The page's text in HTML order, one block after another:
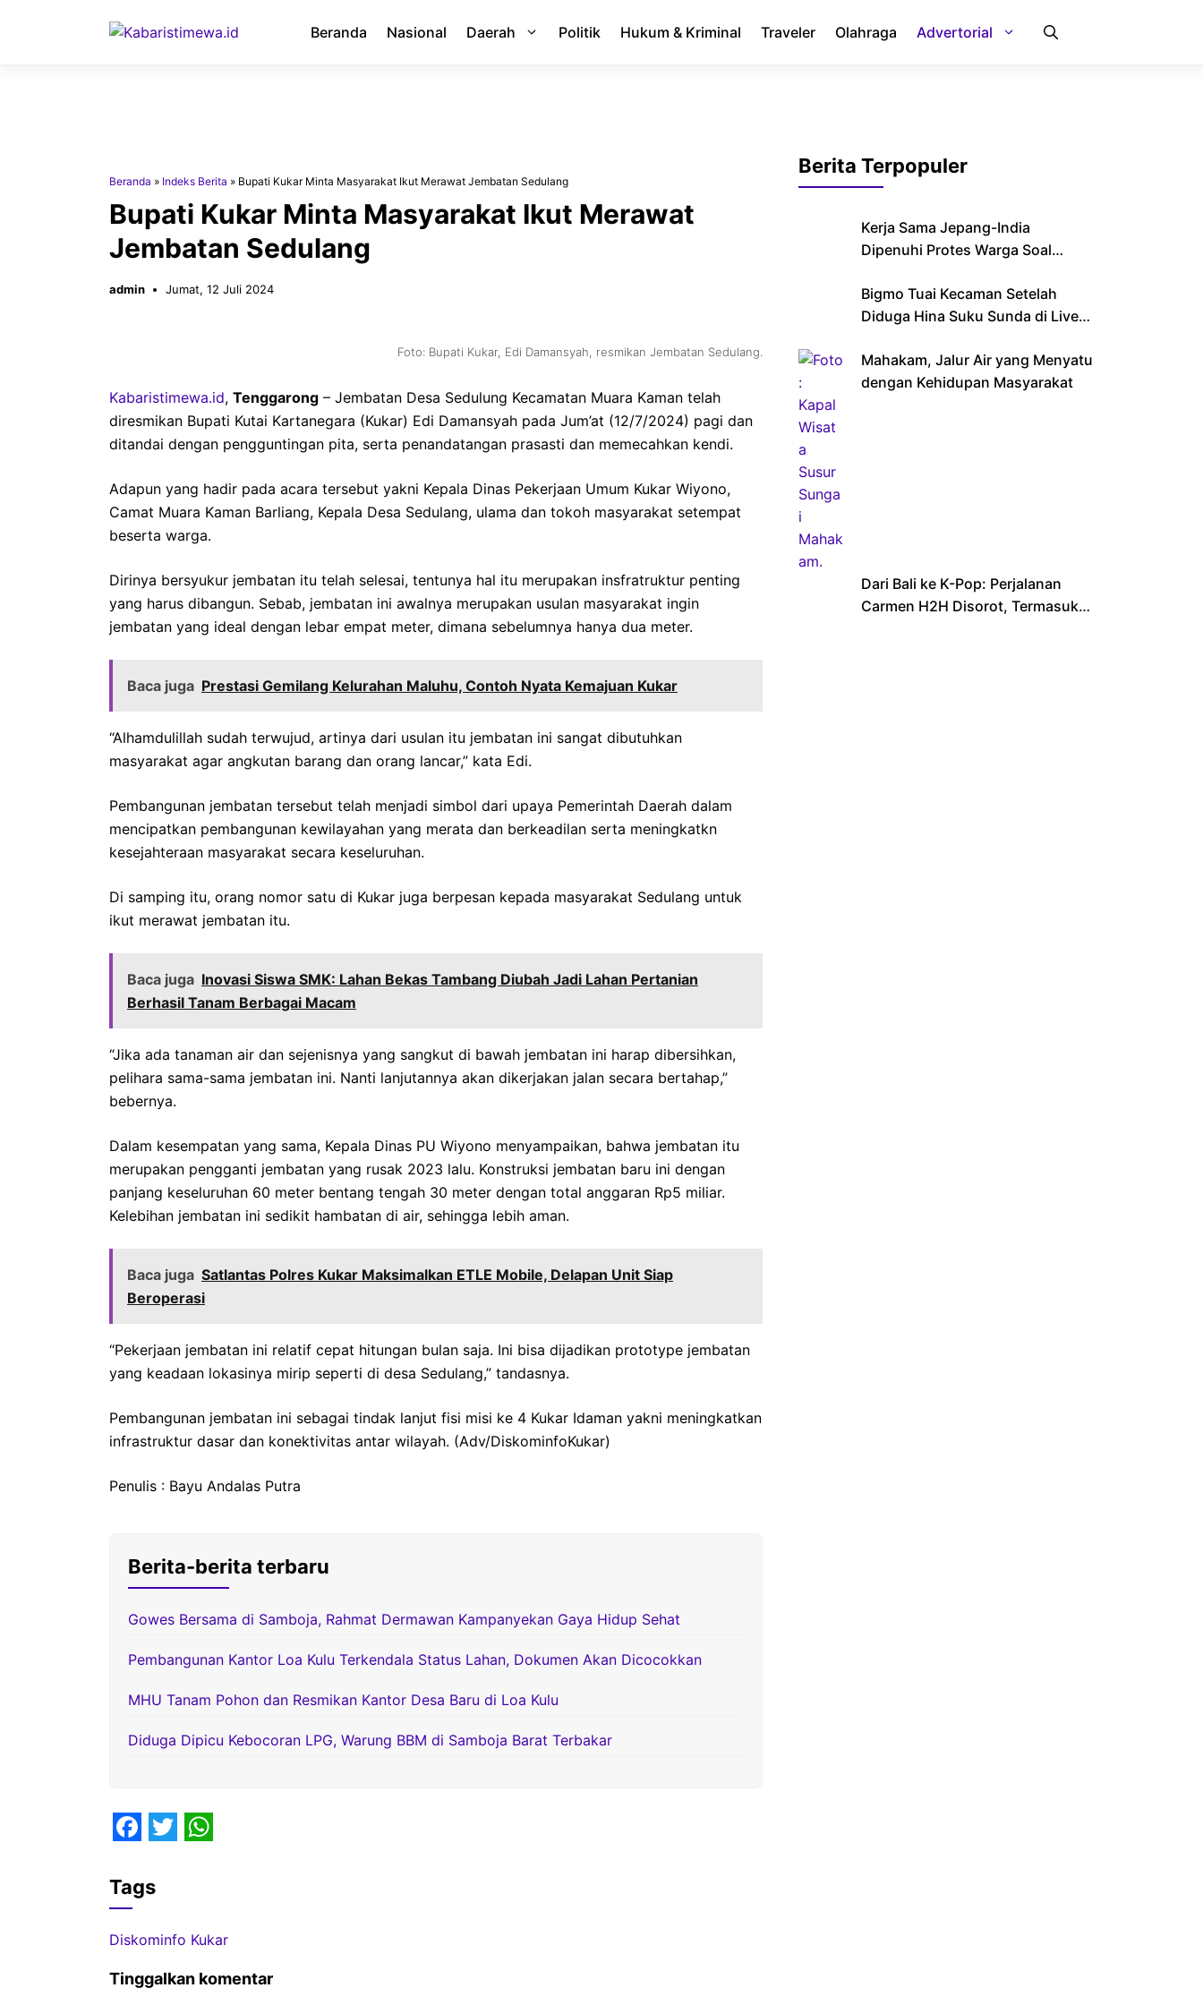
Beranda Nasional Daerah Politik Hukum & Kriminal Traveler Olahraga Advertorial
Beranda » Indeks Berita » Bupati Kukar Minta Masyarakat Ikut Merawat Jembatan Sedulang
Bupati Kukar Minta Masyarakat Ikut Merawat
Jembatan Sedulang
admin Jumat, 12 Juli 2024
Foto: Bupati Kukar, Edi Damansyah, resmikan Jembatan Sedulang.
Kabaristimewa.id, Tenggarong – Jembatan Desa Sedulung Kecamatan Muara Kaman telah
diresmikan Bupati Kutai Kartanegara (Kukar) Edi Damansyah pada Jum’at (12/7/2024) pagi dan
ditandai dengan pengguntingan pita, serta penandatangan prasasti dan memecahkan kendi.
Adapun yang hadir pada acara tersebut yakni Kepala Dinas Pekerjaan Umum Kukar Wiyono,
Camat Muara Kaman Barliang, Kepala Desa Sedulang, ulama dan tokoh masyarakat setempat
beserta warga.
Dirinya bersyukur jembatan itu telah selesai, tentunya hal itu merupakan insfratruktur penting
yang harus dibangun. Sebab, jembatan ini awalnya merupakan usulan masyarakat ingin
jembatan yang ideal dengan lebar empat meter, dimana sebelumnya hanya dua meter.
Baca juga Prestasi Gemilang Kelurahan Maluhu, Contoh Nyata Kemajuan Kukar
“Alhamdulillah sudah terwujud, artinya dari usulan itu jembatan ini sangat dibutuhkan
masyarakat agar angkutan barang dan orang lancar,” kata Edi.
Pembangunan jembatan tersebut telah menjadi simbol dari upaya Pemerintah Daerah dalam
mencipatkan pembangunan kewilayahan yang merata dan berkeadilan serta meningkatkn
kesejahteraan masyarakat secara keseluruhan.
Di samping itu, orang nomor satu di Kukar juga berpesan kepada masyarakat Sedulang untuk
ikut merawat jembatan itu.
Baca juga Inovasi Siswa SMK: Lahan Bekas Tambang Diubah Jadi Lahan Pertanian
Berhasil Tanam Berbagai Macam
“Jika ada tanaman air dan sejenisnya yang sangkut di bawah jembatan ini harap dibersihkan,
pelihara sama-sama jembatan ini. Nanti lanjutannya akan dikerjakan jalan secara bertahap,”
bebernya.
Dalam kesempatan yang sama, Kepala Dinas PU Wiyono menyampaikan, bahwa jembatan itu
merupakan pengganti jembatan yang rusak 2023 lalu. Konstruksi jembatan baru ini dengan
panjang keseluruhan 60 meter bentang tengah 30 meter dengan total anggaran Rp5 miliar.
Kelebihan jembatan ini sedikit hambatan di air, sehingga lebih aman.
Baca juga Satlantas Polres Kukar Maksimalkan ETLE Mobile, Delapan Unit Siap
Beroperasi
“Pekerjaan jembatan ini relatif cepat hitungan bulan saja. Ini bisa dijadikan prototype jembatan
yang keadaan lokasinya mirip seperti di desa Sedulang,” tandasnya.
Pembangunan jembatan ini sebagai tindak lanjut fisi misi ke 4 Kukar Idaman yakni meningkatkan
infrastruktur dasar dan konektivitas antar wilayah. (Adv/DiskominfoKukar)
Penulis : Bayu Andalas Putra
Berita-berita terbaru
Gowes Bersama di Samboja, Rahmat Dermawan Kampanyekan Gaya Hidup Sehat
Pembangunan Kantor Loa Kulu Terkendala Status Lahan, Dokumen Akan Dicocokkan
MHU Tanam Pohon dan Resmikan Kantor Desa Baru di Loa Kulu
Diduga Dipicu Kebocoran LPG, Warung BBM di Samboja Barat Terbakar
a
c
e
b
o
w
t
t
e
t
s
A
Tags
Diskominfo Kukar
Tinggalkan komentar
Berita Terpopuler
Kerja Sama Jepang-India
Dipenuhi Protes Warga Soal
Bigmo Tuai Kecaman Setelah
Diduga Hina Suku Sunda di Live
Mahakam, Jalur Air yang Menyatu
dengan Kehidupan Masyarakat
Dari Bali ke K-Pop: Perjalanan
Carmen H2H Disorot, Termasuk